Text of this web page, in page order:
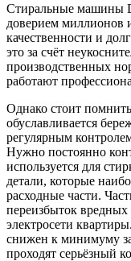
Стиральные машины
доверием миллионов
качественности и
это за счёт
производственных
работают
Однако стоит
обуславливается
регулярным
Нужно постоянно
используется для
детали, которые
расходные части.
переизбыток вредных
электросети
снижен к минимуму за
проходят серьёзный